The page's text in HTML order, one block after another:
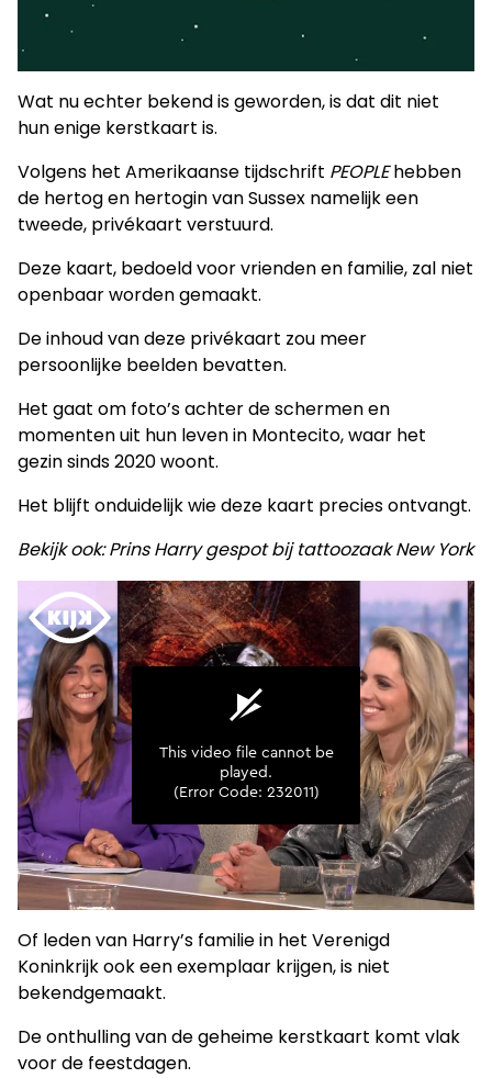
Wat nu echter bekend is geworden, is dat dit niet
hun enige kerstkaart is.
Volgens het Amerikaanse tijdschrift PEOPLEhebben
de hertog en hertogin van Sussex namelijk een
tweede, privékaart verstuurd.
Deze kaart, bedoeld voor vrienden en familie, zal niet
openbaar worden gemaakt.
De inhoud van deze privékaart zou meer
persoonlijke beelden bevatten.
Het gaat om foto’s achter de schermen en
momenten uit hun leven in Montecito, waar het
gezin sinds 2020 woont.
Het blijft onduidelijk wie deze kaart precies ontvangt.
Bekijk ook: Prins Harry gespot bij tattoozaak New York
Of leden van Harry’s familie in het Verenigd
Koninkrijk ook een exemplaar krijgen, is niet
bekendgemaakt.
De onthulling van de geheime kerstkaart komt vlak
voor de feestdagen.